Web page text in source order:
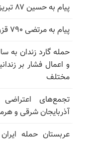
پیام به حسین ۸۷ تبریز
پیام به مرتضی ۷۹۰ قزوین
و اعمال فشار بر
مختلف
تجمع‌های
آذربایجان شرقی و
عربستان حمله